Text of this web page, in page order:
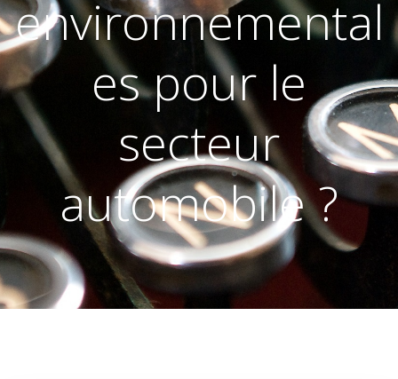
environnemental
es pour le
secteur
automobile ?